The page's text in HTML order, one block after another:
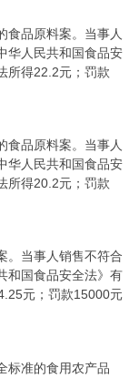
食品原料案。当事人
华人民共和国食品安
所得22.2元；罚款
食品原料案。当事人
华人民共和国食品安
所得20.2元；罚款
。当事人销售不符合
和国食品安全法》有
元；罚款15000元
标准的食用农产品